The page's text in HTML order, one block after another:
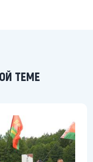
ТЕМЕ